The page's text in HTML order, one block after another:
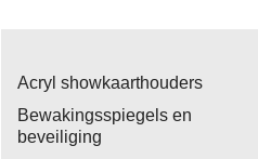
Acryl showkaarthouders
Bewakingsspiegels en
beveiliging